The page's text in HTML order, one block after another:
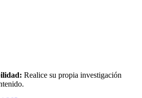
Realice su propia investigación